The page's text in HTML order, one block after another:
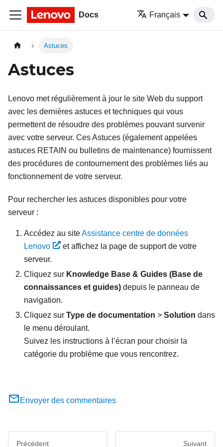
Docs Français
Astuces
Astuces
Lenovo met régulièrement à jour le site Web du support
avec les dernières astuces et techniques qui vous
permettent de résoudre des problèmes pouvant survenir
avec votre serveur. Ces Astuces (également appelées
astuces RETAIN ou bulletins de maintenance) fournissent
des procédures de contournement des problèmes liés au
fonctionnement de votre serveur.
Pour rechercher les astuces disponibles pour votre
serveur :
Accédez au siteAssistance centre de données
Lenovo
et affichez la page de support de votre
serveur.
Cliquez sur Knowledge Base & Guides (Base de
connaissances et guides) depuis le panneau de
navigation.
Cliquez sur Type de documentation > Solution dans
le menu déroulant.
Suivez les instructions à l’écran pour choisir la
catégorie du problème que vous rencontrez.
Envoyer des commentaires
Précédent Suivant